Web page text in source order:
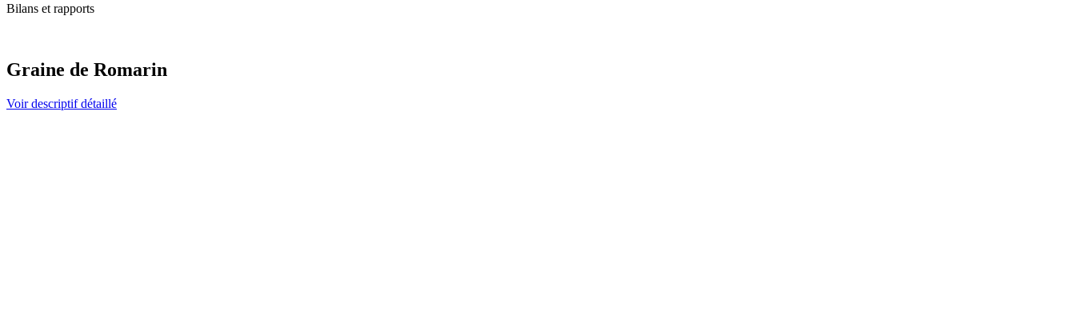
Bilans et rapports
Graine de Romarin
Voir descriptif détaillé